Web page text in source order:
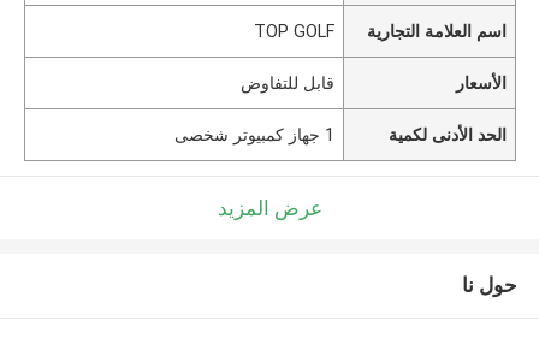
اسم العلامة التجارية TOP GOLF
الأسعار قابل للتفاوض
الحد الأدنى لكمية 1 جهاز كمبيوتر شخصى
عرض المزيد
حول نا